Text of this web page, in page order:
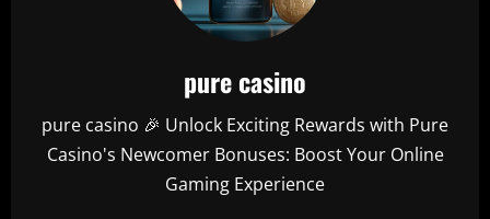
pure casino
pure casino 🎉 Unlock Exciting Rewards with Pure
Casino's Newcomer Bonuses: Boost Your Online
Gaming Experience